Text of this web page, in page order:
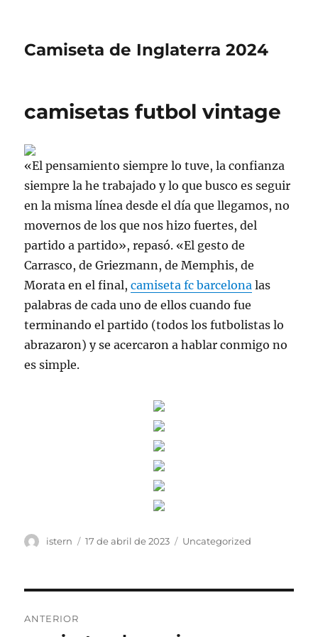
Camiseta de Inglaterra 2024
camisetas futbol vintage
«El pensamiento siempre lo tuve, la confianza
siempre la he trabajado y lo que busco es seguir
en la misma línea desde el día que llegamos, no
movernos de los que nos hizo fuertes, del
partido a partido», repasó. «El gesto de
Carrasco, de Griezmann, de Memphis, de
Morata en el final,camiseta fc barcelona las
palabras de cada uno de ellos cuando fue
terminando el partido (todos los futbolistas lo
abrazaron) y se acercaron a hablar conmigo no
es simple.
Autor
istern
Publicado
17 de abril de 2023 Categorías
Uncategorized
ANTERIOR